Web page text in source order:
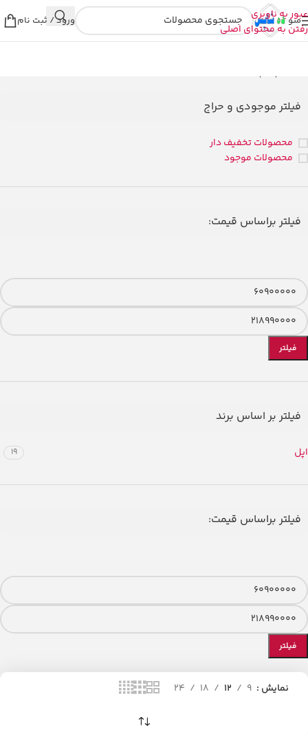
عبور به ناوبری
رفتن به محتوای اصلی
منو ورود / ثبت نام
فیلتر موجودی و حراج
محصولات تخفیف دار
محصولات موجود
فیلتر براساس قیمت:
فیلتر
فیلتر بر اساس برند
اپل 19
فیلتر براساس قیمت:
فیلتر
نمایش 9
12
18
24